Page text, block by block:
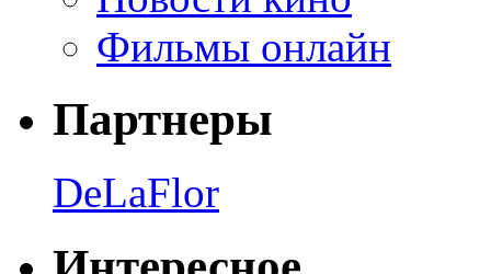
Фильмы онлайн
Партнеры
DeLaFlor